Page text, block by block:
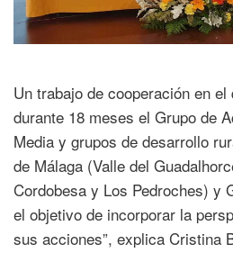
Un trabajo de cooperación en
durante 18 meses el Grupo de
Media y grupos de desarrollo
de Málaga (Valle del
Cordobesa y Los Pedroches) y
el objetivo de incorporar la
sus acciones”, explica Cristina